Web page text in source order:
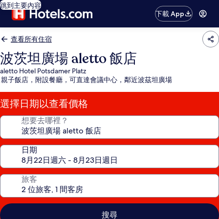
跳到主要內容
下載 App
查看所有住宿
波茨坦廣場 aletto 飯店
aletto Hotel Potsdamer Platz
親子飯店，附設餐廳，可直達會議中心，鄰近波茲坦廣場
選擇日期以查看價格
想要去哪裡？
日期
旅客
搜尋